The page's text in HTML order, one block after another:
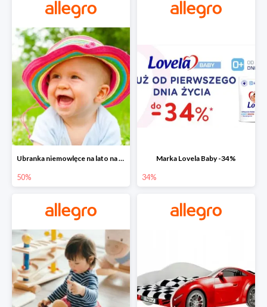
Ubranka niemowlęce na lato na Allegro do -50%
50%
Marka Lovela Baby -34%
34%